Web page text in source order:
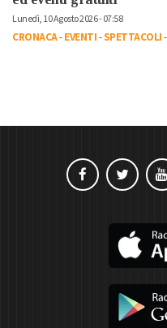
Lunedì, 10 Agosto 2026 - 07:58
CRONACA-EVENTI-SPETTACOLI-